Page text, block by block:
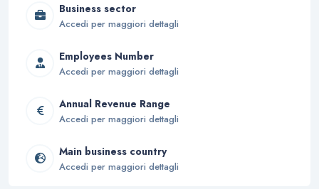
Business sector
Accedi per maggiori dettagli
Employees Number
Accedi per maggiori dettagli
Annual Revenue Range
Accedi per maggiori dettagli
Main business country
Accedi per maggiori dettagli